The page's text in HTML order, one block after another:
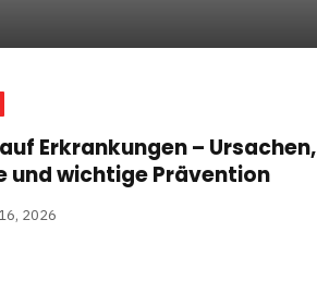
Erkrankungen – Ursachen,
und wichtige Prävention
2026